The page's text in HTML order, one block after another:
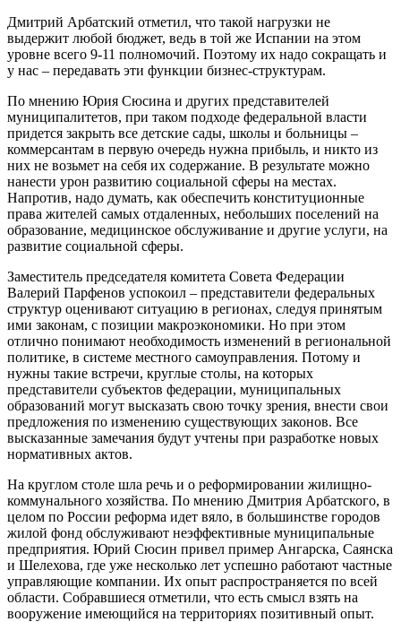
Дмитрий Арбатский отметил, что такой нагрузки не
выдержит любой бюджет, ведь в той же Испании на этом
уровне всего 9-11 полномочий. Поэтому их надо сокращать и
у нас – передавать эти функции бизнес-структурам.
По мнению Юрия Сюсина и других представителей
муниципалитетов, при таком подходе федеральной власти
придется закрыть все детские сады, школы и больницы –
коммерсантам в первую очередь нужна прибыль, и никто из
них не возьмет на себя их содержание. В результате можно
нанести урон развитию социальной сферы на местах.
Напротив, надо думать, как обеспечить конституционные
права жителей самых отдаленных, небольших поселений на
образование, медицинское обслуживание и другие услуги, на
развитие социальной сферы.
Заместитель председателя комитета Совета Федерации
Валерий Парфенов успокоил – представители федеральных
структур оценивают ситуацию в регионах, следуя принятым
ими законам, с позиции макроэкономики. Но при этом
отлично понимают необходимость изменений в региональной
политике, в системе местного самоуправления. Потому и
нужны такие встречи, круглые столы, на которых
представители субъектов федерации, муниципальных
образований могут высказать свою точку зрения, внести свои
предложения по изменению существующих законов. Все
высказанные замечания будут учтены при разработке новых
нормативных актов.
На круглом столе шла речь и о реформировании жилищно-
коммунального хозяйства. По мнению Дмитрия Арбатского, в
целом по России реформа идет вяло, в большинстве городов
жилой фонд обслуживают неэффективные муниципальные
предприятия. Юрий Сюсин привел пример Ангарска, Саянска
и Шелехова, где уже несколько лет успешно работают частные
управляющие компании. Их опыт распространяется по всей
области. Собравшиеся отметили, что есть смысл взять на
вооружение имеющийся на территориях позитивный опыт.